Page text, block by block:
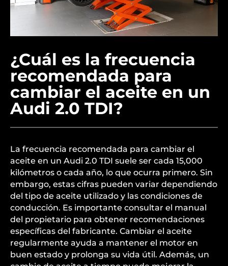
¿Cuál es la frecuencia
recomendada para
cambiar el aceite en un
Audi 2.0 TDI?
La frecuencia recomendada para cambiar el
aceite en un Audi 2.0 TDI suele ser cada 15,000
kilómetros o cada año, lo que ocurra primero. Sin
embargo, estas cifras pueden variar dependiendo
del tipo de aceite utilizado y las condiciones de
conducción. Es importante consultar el manual
del propietario para obtener recomendaciones
específicas del fabricante. Cambiar el aceite
regularmente ayuda a mantener el motor en
buen estado y prolonga su vida útil. Además, un